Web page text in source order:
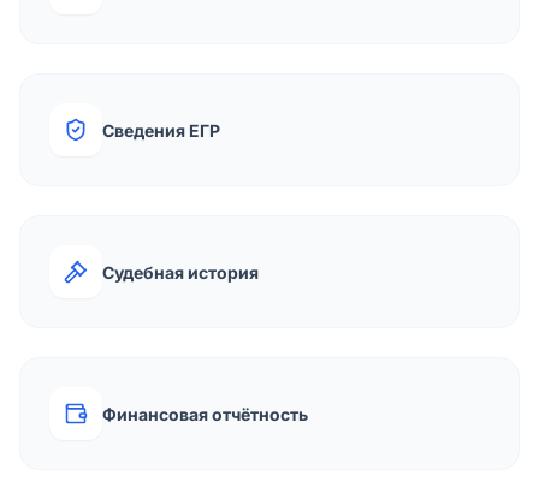
Сведения ЕГР
Судебная история
Финансовая отчётность